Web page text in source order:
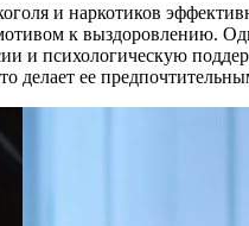
и наркотиков
к выздоровлению.
и психологическую
делает ее